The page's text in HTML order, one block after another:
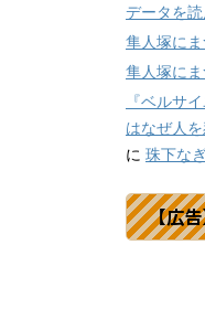
データを
隼人塚に
隼人塚に
『ベルサ
はなぜ人
に 珠下な
【広